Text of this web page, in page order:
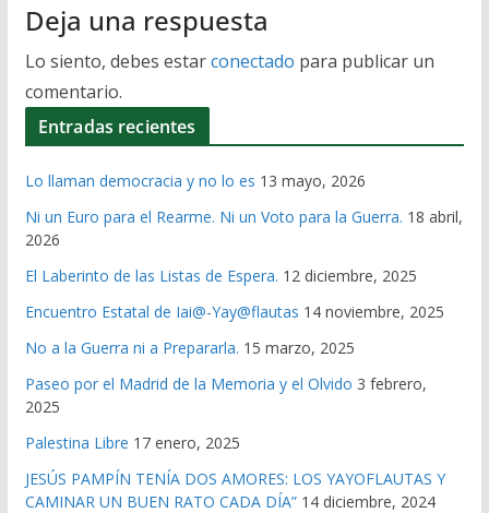
Deja una respuesta
Lo siento, debes estarconectado para publicar un
comentario.
Entradas recientes
Lo llaman democracia y no lo es 13 mayo, 2026
Ni un Euro para el Rearme. Ni un Voto para la Guerra. 18 abril,
2026
El Laberinto de las Listas de Espera. 12 diciembre, 2025
Encuentro Estatal de Iai@-Yay@flautas 14 noviembre, 2025
No a la Guerra ni a Prepararla. 15 marzo, 2025
Paseo por el Madrid de la Memoria y el Olvido 3 febrero,
2025
Palestina Libre 17 enero, 2025
JESÚS PAMPÍN TENÍA DOS AMORES: LOS YAYOFLAUTAS Y
CAMINAR UN BUEN RATO CADA DÍA” 14 diciembre, 2024